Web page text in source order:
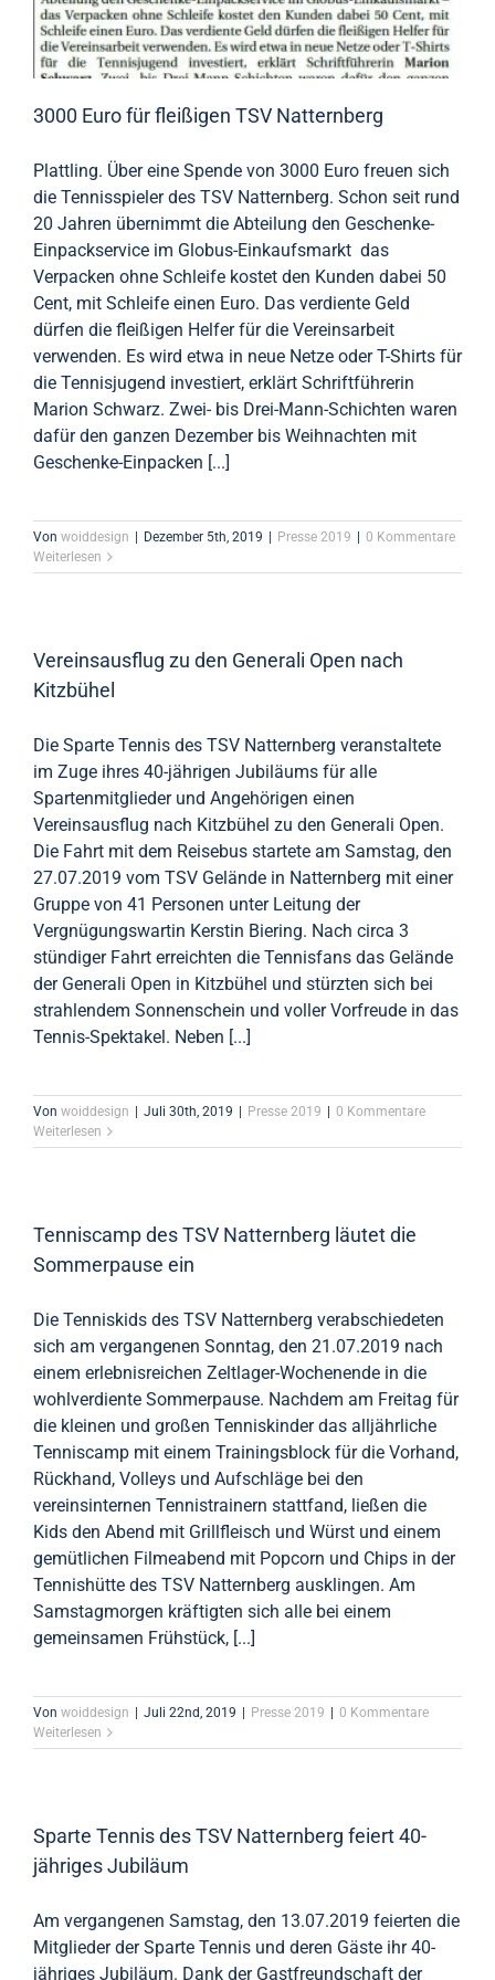
3000 Euro für fleißigen TSV Natternberg
Plattling. Über eine Spende von 3000 Euro freuen sich
die Tennis­spieler des TSV Natternberg. Schon seit rund
20 Jahren übernimmt die Abteilung den Geschenke-
Einpackservice im Globus-Einkaufsmarkt ­ das
Verpacken ohne Schleife kostet den Kunden dabei 50
Cent, mit Schleife einen Euro. Das verdiente Geld
dürfen die fleißigen Helfer für die Vereinsarbeit
verwenden. Es wird etwa in neue Netze oder T-Shirts für
die Tennisjugend investiert, erklärt Schriftführerin
Marion Schwarz. Zwei- bis Drei-Mann-Schichten waren
dafür den ganzen Dezember bis Weihnachten mit
Geschenke-Einpacken [...]
Von woiddesign Dezember 5th, 2019 Presse 2019
0 Kommentare
Weiterlesen
Vereinsausflug zu den Generali Open nach
Kitzbühel
Die Sparte Tennis des TSV Natternberg veranstaltete
im Zuge ihres 40-jährigen Jubiläums für alle
Spartenmitglieder und Angehörigen einen
Vereinsausflug nach Kitzbühel zu den Generali Open.
Die Fahrt mit dem Reisebus startete am Samstag, den
27.07.2019 vom TSV Gelände in Natternberg mit einer
Gruppe von 41 Personen unter Leitung der
Vergnügungswartin Kerstin Biering. Nach circa 3
stündiger Fahrt erreichten die Tennisfans das Gelände
der Generali Open in Kitzbühel und stürzten sich bei
strahlendem Sonnenschein und voller Vorfreude in das
Tennis-Spektakel. Neben [...]
Von woiddesign Juli 30th, 2019 Presse 2019
0 Kommentare
Weiterlesen
Tenniscamp des TSV Natternberg läutet die
Sommerpause ein
Die Tenniskids des TSV Natternberg verabschiedeten
sich am vergangenen Sonntag, den 21.07.2019 nach
einem erlebnisreichen Zeltlager-Wochenende in die
wohlverdiente Sommerpause. Nachdem am Freitag für
die kleinen und großen Tenniskinder das alljährliche
Tenniscamp mit einem Trainingsblock für die Vorhand,
Rückhand, Volleys und Aufschläge bei den
vereinsinternen Tennistrainern stattfand, ließen die
Kids den Abend mit Grillfleisch und Würst und einem
gemütlichen Filmeabend mit Popcorn und Chips in der
Tennishütte des TSV Natternberg ausklingen. Am
Samstagmorgen kräftigten sich alle bei einem
gemeinsamen Frühstück, [...]
Von woiddesign Juli 22nd, 2019 Presse 2019
0 Kommentare
Weiterlesen
Sparte Tennis des TSV Natternberg feiert 40-
jähriges Jubiläum
Am vergangenen Samstag, den 13.07.2019 feierten die
Mitglieder der Sparte Tennis und deren Gäste ihr 40-
jähriges Jubiläum. Dank der Gastfreundschaft der